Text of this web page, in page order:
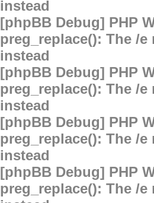
instead
[phpBB Debug] PHP
preg_replace(): The /
instead
[phpBB Debug] PHP
preg_replace(): The /
instead
[phpBB Debug] PHP
preg_replace(): The /
instead
[phpBB Debug] PHP
preg_replace(): The /